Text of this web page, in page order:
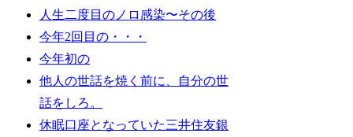
人生二度目のノロ感染〜その後
今年2回目の・・・
今年初の
他人の世話を焼く前に、自分の世
話をしろ。
休眠口座となっていた三井住友銀